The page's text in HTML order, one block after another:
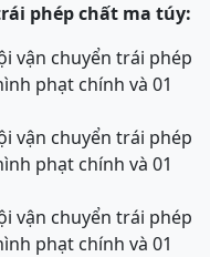
phép chất ma túy:
vận chuyển trái phép
phạt chính và 01
vận chuyển trái phép
phạt chính và 01
vận chuyển trái phép
phạt chính và 01